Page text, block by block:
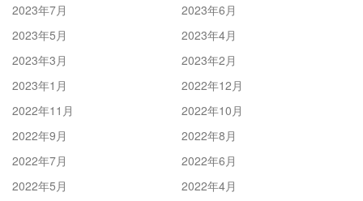
2023年7月
2023年6月
2023年5月
2023年4月
2023年3月
2023年2月
2023年1月
2022年12月
2022年11月
2022年10月
2022年9月
2022年8月
2022年7月
2022年6月
2022年5月
2022年4月